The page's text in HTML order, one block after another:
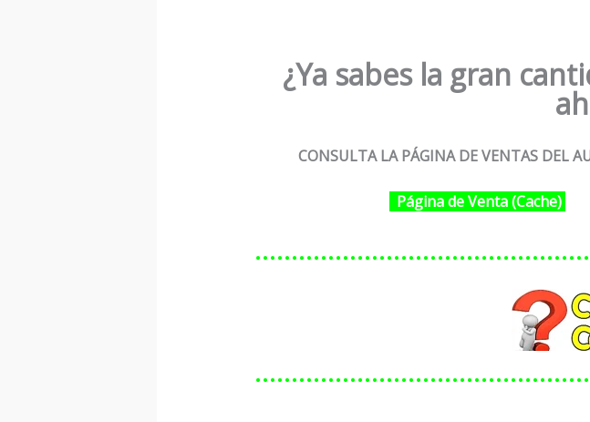
¿Ya sabes la gran
CONSULTA LA PÁGINA DE VENTAS DEL
Página de Venta (Cache)